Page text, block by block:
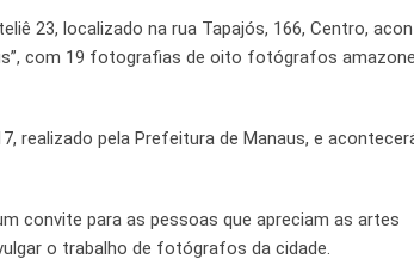
23, localizado na rua Tapajós, 166, Centro,
com 19 fotografias de oito fotógrafos
realizado pela Prefeitura de Manaus, e
convite para as pessoas que apreciam as artes
o trabalho de fotógrafos da cidade.